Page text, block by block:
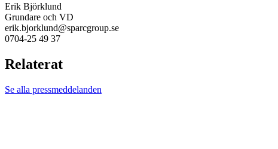
Erik Björklund
Grundare och VD
erik.bjorklund@sparcgroup.se
0704-25 49 37
Relaterat
Se alla pressmeddelanden